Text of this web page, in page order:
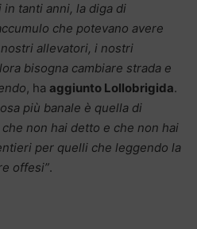
tanti anni, la diga di
che potevano avere
allevatori, i nostri
bisogna cambiare strada e
, ha aggiunto Lollobrigida.
più banale è quella di
non hai detto e che non hai
per quelli che leggendo la
offesi”.